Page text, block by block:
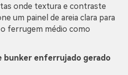
onde textura e contraste
um painel de areia clara para
ferrugem médio como
bunker enferrujado gerado